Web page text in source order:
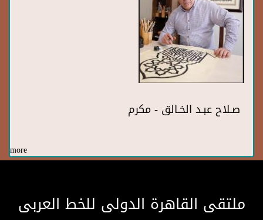
صـلاح عبـد الخـالق - مكرم
more
ملتقى القاهرة الدولى للخط العربى